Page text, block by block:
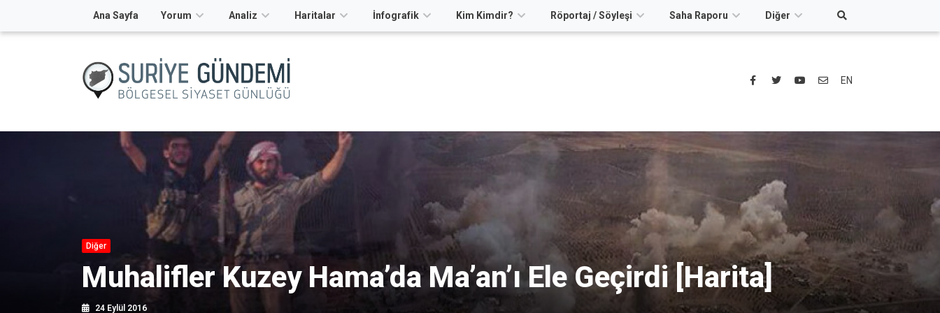
Ana Sayfa Yorum Analiz Haritalar İnfografik Kim Kimdir? Röportaj / Söyleşi Saha Raporu Diğer
EN
Diğer
Muhalifler Kuzey Hama’da Ma’an’ı Ele Geçirdi [Harita]
24 Eylül 2016